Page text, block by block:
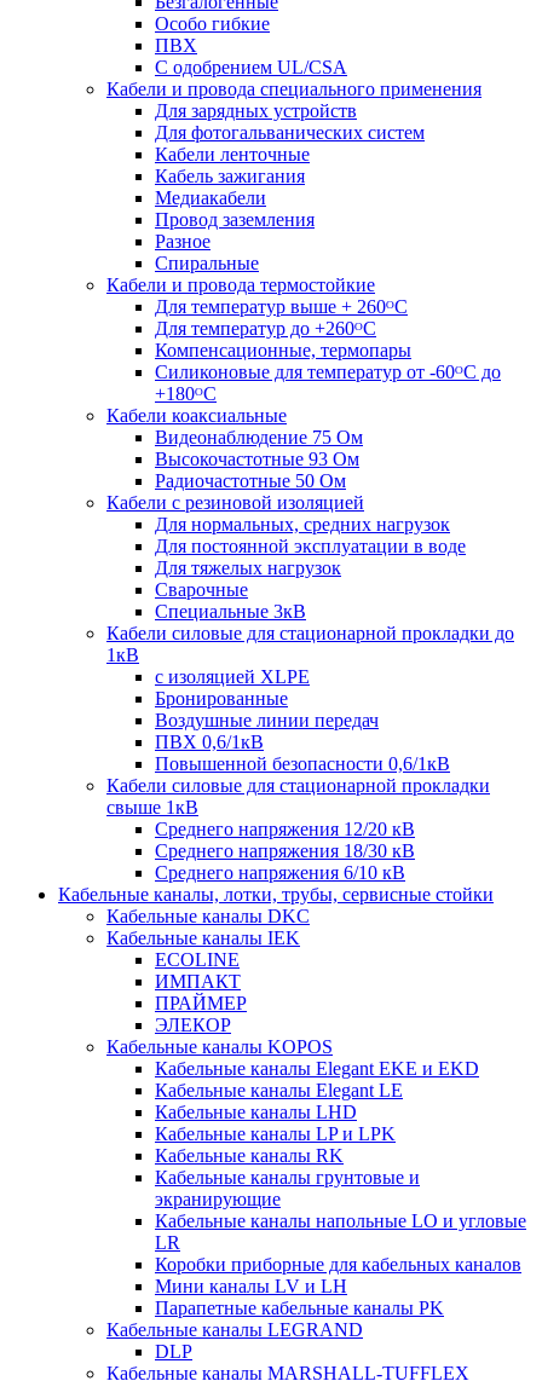
Особо гибкие
ПВХ
С одобрением UL/CSA
Кабели и провода специального применения
Для зарядных устройств
Для фотогальванических систем
Кабели ленточные
Кабель зажигания
Медиакабели
Провод заземления
Разное
Спиральные
Кабели и провода термостойкие
Для температур выше + 260ᴼС
Для температур до +260ᴼС
Компенсационные, термопары
Силиконовые для температур от -60ᴼC до
+180ᴼС
Кабели коаксиальные
Видеонаблюдение 75 Ом
Высокочастотные 93 Ом
Радиочастотные 50 Ом
Кабели с резиновой изоляцией
Для нормальных, средних нагрузок
Для постоянной эксплуатации в воде
Для тяжелых нагрузок
Сварочные
Специальные 3кВ
Кабели силовые для стационарной прокладки до
1кВ
c изоляцией XLPE
Бронированные
Воздушные линии передач
ПВХ 0,6/1кВ
Повышенной безопасности 0,6/1кВ
Кабели силовые для стационарной прокладки
свыше 1кВ
Среднего напряжения 12/20 кВ
Среднего напряжения 18/30 кВ
Среднего напряжения 6/10 кВ
Кабельные каналы, лотки, трубы, сервисные стойки
Кабельные каналы DKC
Кабельные каналы IEK
ECOLINE
ИМПАКТ
ПРАЙМЕР
ЭЛЕКОР
Кабельные каналы KOPOS
Кабельные каналы Elegant EKE и EKD
Кабельные каналы Elegant LE
Кабельные каналы LHD
Кабельные каналы LP и LPK
Кабельные каналы RK
Кабельные каналы грунтовые и
экранирующие
Кабельные каналы напольные LO и угловые
LR
Коробки приборные для кабельных каналов
Мини каналы LV и LH
Парапетные кабельные каналы PK
Кабельные каналы LEGRAND
DLP
Кабельные каналы MARSHALL-TUFFLEX